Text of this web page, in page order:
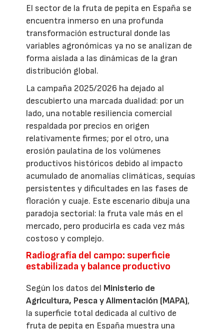
El sector de la fruta de pepita en España se
encuentra inmerso en una profunda
transformación estructural donde las
variables agronómicas ya no se analizan de
forma aislada a las dinámicas de la gran
distribución global.
La campaña 2025/2026 ha dejado al
descubierto una marcada dualidad: por un
lado, una notable resiliencia comercial
respaldada por precios en origen
relativamente firmes; por el otro, una
erosión paulatina de los volúmenes
productivos históricos debido al impacto
acumulado de anomalías climáticas, sequías
persistentes y dificultades en las fases de
floración y cuaje. Este escenario dibuja una
paradoja sectorial: la fruta vale más en el
mercado, pero producirla es cada vez más
costoso y complejo.
Radiografía del campo: superficie
estabilizada y balance productivo
Según los datos del Ministerio de
Agricultura, Pesca y Alimentación (MAPA),
la superficie total dedicada al cultivo de
fruta de pepita en España muestra una